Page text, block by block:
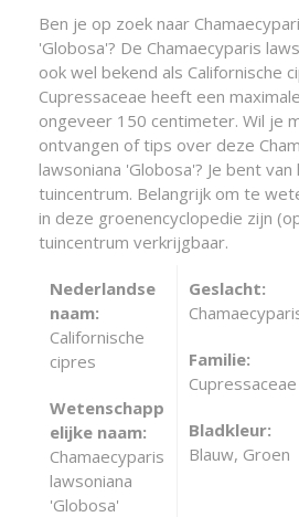
Ben je op zoek naar
'Globosa'? De Chamaecyparis
ook wel bekend als Californische
Cupressaceae heeft een
ongeveer 150 centimeter. Wil je
ontvangen of tips over deze
lawsoniana 'Globosa'? Je bent
tuincentrum. Belangrijk om te
in deze groenencyclopedie zijn
tuincentrum verkrijgbaar.
Nederlandse
naam:
Californische
cipres
Wetenschapp
elijke naam:
Chamaecyparis
lawsoniana
'Globosa'
Geslacht:
Familie:
Cupressaceae
Bladkleur:
Blauw, Groen